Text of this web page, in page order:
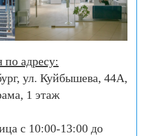
по адресу:
ул. Куйбышева, 44А,
1 этаж
с 10:00-13:00 до